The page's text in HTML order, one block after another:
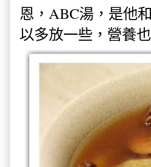
恩，ABC湯，是他
以多放一些，營養